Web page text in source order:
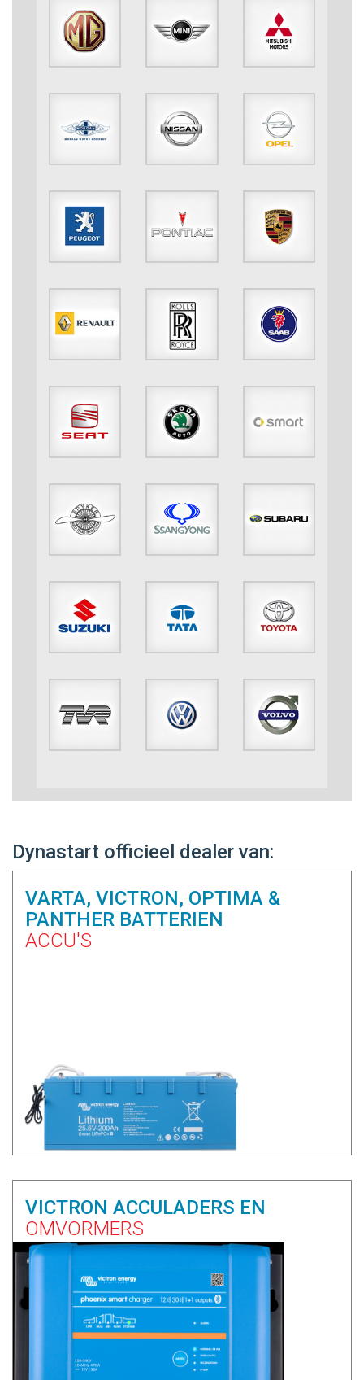
Dynastart officieel dealer van:
VARTA, VICTRON, OPTIMA &
PANTHER BATTERIEN
ACCU'S
VICTRON ACCULADERS EN
OMVORMERS